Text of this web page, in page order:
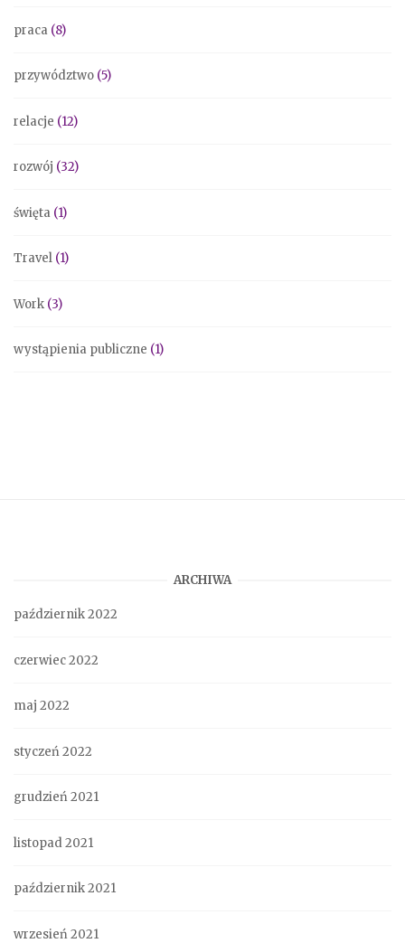
praca (8)
przywództwo (5)
relacje (12)
rozwój (32)
święta (1)
Travel (1)
Work (3)
wystąpienia publiczne (1)
ARCHIWA
październik 2022
czerwiec 2022
maj 2022
styczeń 2022
grudzień 2021
listopad 2021
październik 2021
wrzesień 2021